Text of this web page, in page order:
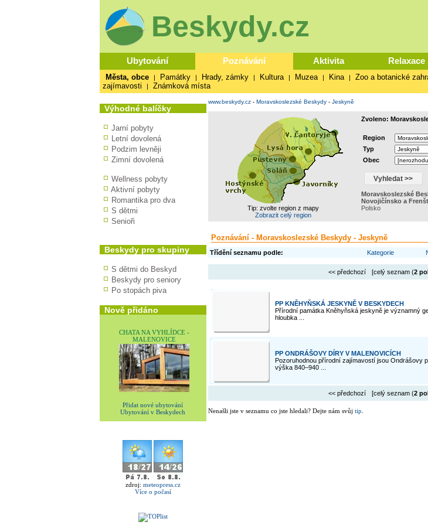
Beskydy.cz
Ubytování Poznávání Aktivita Relaxace
Města, obce | Památky | Hrady, zámky | Kultura | Muzea | Kina | Zoo a botanické
zajímavosti
| Známková místa
Výhodné balíčky
Jarní pobyty
Letní dovolená
Podzim levněji
Zimní dovolená
Wellness pobyty
Aktivní pobyty
Romantika pro dva
S dětmi
Senioři
Beskydy pro skupiny
S dětmi do Beskyd
Beskydy pro seniory
Po stopách piva
Nově přidáno
CHATA NA VYHLÍDCE -
MALENOVICE
Přidat nové ubytování
Ubytování v Beskydech
zdroj: meteopress.cz
Více o počasí
www.beskydy.cz- Moravskoslezské Beskydy- Jeskyně
Tip: zvolte region z mapy
Zobrazit celý region
Zvoleno:
Region
Typ
Obec
Moravskoslezské
Novojičínsko a
Polsko
Poznávání - Moravskoslezské Beskydy - Jeskyně
Třídění seznamu podle: Kategorie
<< předchozí [celý seznam (2
PP KNĚHYŇSKÁ JESKYNĚ V BESKYDECH
Přírodní památka Kněhyňská jeskyně je významný
hloubka ...
PP ONDRÁŠOVY DÍRY V MALENOVICÍCH
Pozoruhodnou přírodní zajímavostí jsou Ondrášovy
výška 840–940 ...
<< předchozí [celý seznam (2
Nenašli jste v seznamu co jste hledali? Dejte nám svůj tip